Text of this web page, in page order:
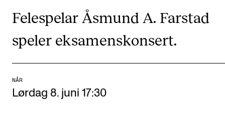
Utveksling
Internasjonal strategi
Nettverk
IN.TUNE
Felespelar Åsmund A. Farstad
speler eksamenskonsert.
NÅR
Lørdag 8. juni 17:30